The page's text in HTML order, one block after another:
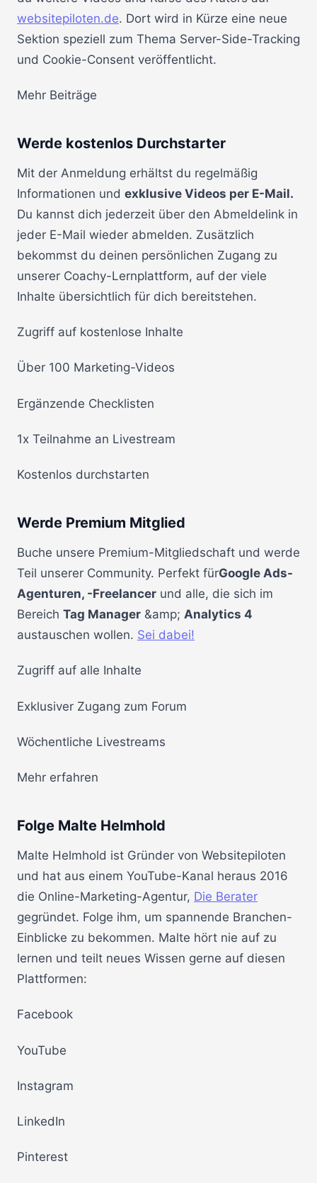
websitepiloten.de. Dort wird in Kürze eine neue
Sektion speziell zum Thema Server-Side-Tracking
und Cookie-Consent veröffentlicht.
Mehr Beiträge
Werde kostenlos Durchstarter
Mit der Anmeldung erhältst du regelmäßig
Informationen und exklusive Videos per E-Mail.
Du kannst dich jederzeit über den Abmeldelink in
jeder E-Mail wieder abmelden. Zusätzlich
bekommst du deinen persönlichen Zugang zu
unserer Coachy-Lernplattform, auf der viele
Inhalte übersichtlich für dich bereitstehen.
Zugriff auf kostenlose Inhalte
Über 100 Marketing-Videos
Ergänzende Checklisten
1x Teilnahme an Livestream
Kostenlos durchstarten
Werde Premium Mitglied
Buche unsere Premium-Mitgliedschaft und werde
Teil unserer Community. Perfekt fürGoogle Ads-
Agenturen, -Freelancer und alle, die sich im
Bereich Tag Manager &amp; Analytics 4
austauschen wollen. Sei dabei!
Zugriff auf alle Inhalte
Exklusiver Zugang zum Forum
Wöchentliche Livestreams
Mehr erfahren
Folge Malte Helmhold
Malte Helmhold ist Gründer von Websitepiloten
und hat aus einem YouTube-Kanal heraus 2016
die Online-Marketing-Agentur, Die Berater
gegründet. Folge ihm, um spannende Branchen-
Einblicke zu bekommen. Malte hört nie auf zu
lernen und teilt neues Wissen gerne auf diesen
Plattformen:
Facebook
YouTube
Instagram
LinkedIn
Pinterest